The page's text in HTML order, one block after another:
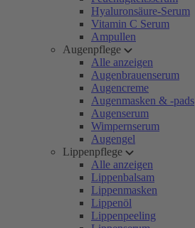
Hyaluronsäure-Serum
Vitamin C Serum
Ampullen
Augenpflege
Alle anzeigen
Augenbrauenserum
Augencreme
Augenmasken & -pads
Augenserum
Wimpernserum
Augengel
Lippenpflege
Alle anzeigen
Lippenbalsam
Lippenmasken
Lippenöl
Lippenpeeling